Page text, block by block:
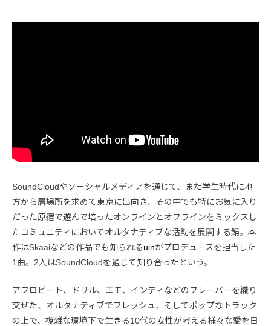
SoundCloudやソーシャルメディアを通じて、また学生時代に地
方から居場所を求めて東京に出向き、その中でも特にお気に入り
だった原宿で遊んで培ったオンラインとオフラインをミックスし
たコミュニティにおいてオルタナティブな活動を展開する鯖。本
作はSkaaiなどの作品でも知られるuinがプロデュースを担当した
1曲。2人はSoundCloudを通じて知り合ったという。
アフロビート、ドリル、エモ、インディなどのフレーバーを織り
交ぜた、オルタナティブでフレッシュ、そしてポップなトラック
の上で、複雑な環境下で生きる10代の女性が考える様々な愛を日